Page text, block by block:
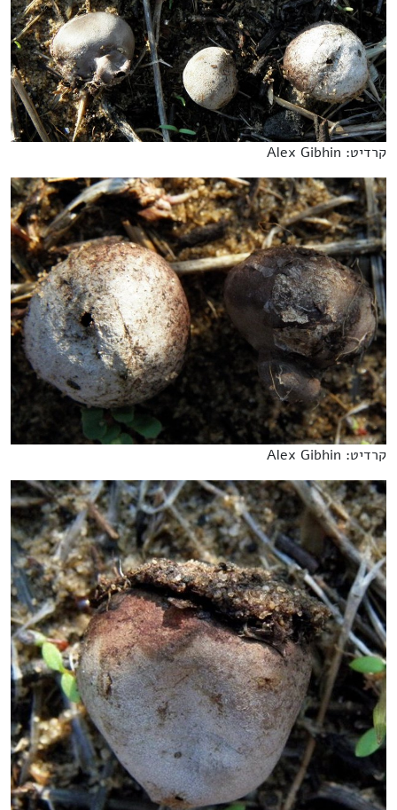
קרדיט: Alex Gibhin
קרדיט: Alex Gibhin